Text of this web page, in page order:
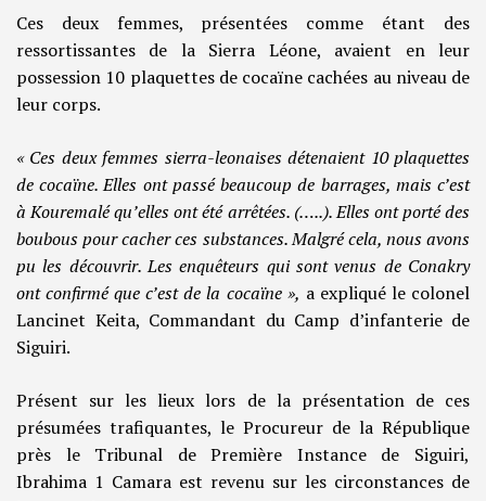
Ces deux femmes, présentées comme étant des
ressortissantes de la Sierra Léone, avaient en leur
possession 10 plaquettes de cocaïne cachées au niveau de
leur corps.
« Ces deux femmes sierra-leonaises détenaient 10 plaquettes
de cocaïne. Elles ont passé beaucoup de barrages, mais c’est
à Kouremalé qu’elles ont été arrêtées. (…..). Elles ont porté des
boubous pour cacher ces substances. Malgré cela, nous avons
pu les découvrir. Les enquêteurs qui sont venus de Conakry
ont confirmé que c’est de la cocaïne », a expliqué le colonel
Lancinet Keita, Commandant du Camp d’infanterie de
Siguiri.
Présent sur les lieux lors de la présentation de ces
présumées trafiquantes, le Procureur de la République
près le Tribunal de Première Instance de Siguiri,
Ibrahima 1 Camara est revenu sur les circonstances de